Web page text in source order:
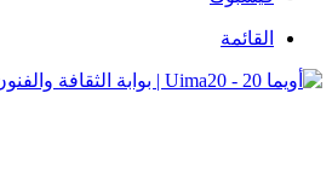
القائمة